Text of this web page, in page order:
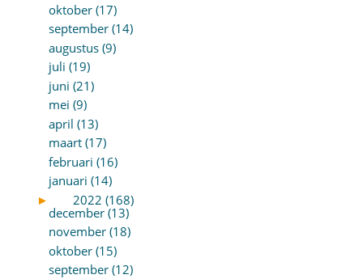
oktober (17)
september (14)
augustus (9)
juli (19)
juni (21)
mei (9)
april (13)
maart (17)
februari (16)
januari (14)
►
2022 (168)
december (13)
november (18)
oktober (15)
september (12)